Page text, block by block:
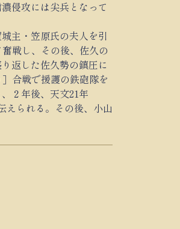
侵攻には尖兵となって
主・笠原氏の夫人を引
戦し、その後、佐久の
返した佐久勢の鎮圧に
合戦で援護の鉄砲隊を
２年後、天文21年
えられる。その後、小山